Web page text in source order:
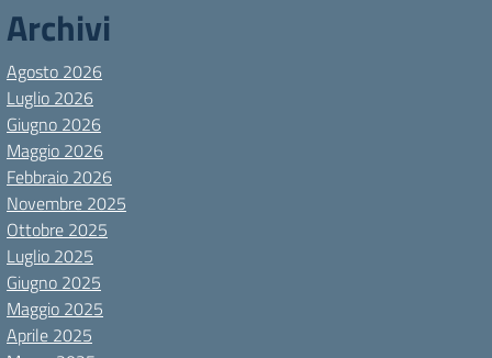
Archivi
Agosto 2026
Luglio 2026
Giugno 2026
Maggio 2026
Febbraio 2026
Novembre 2025
Ottobre 2025
Luglio 2025
Giugno 2025
Maggio 2025
Aprile 2025